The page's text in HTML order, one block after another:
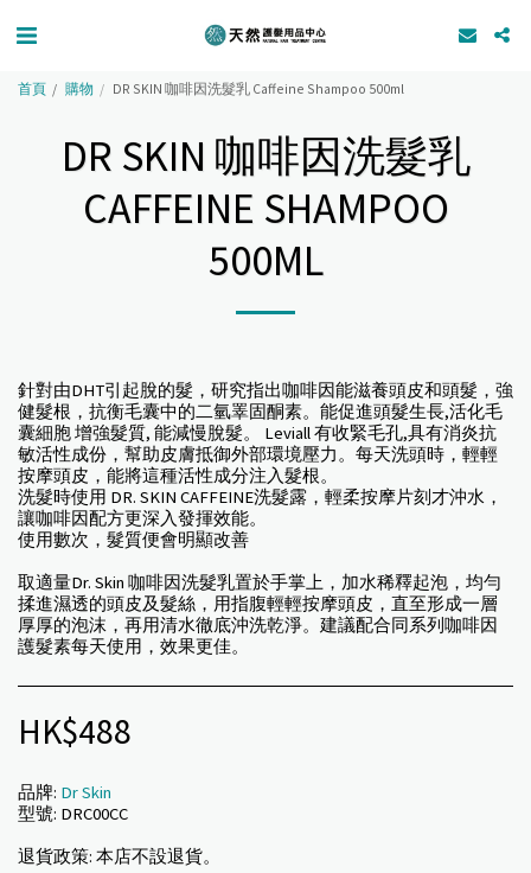
首頁 購物 DR SKIN 咖啡因洗髮乳 Caffeine Shampoo 500ml
DR SKIN 咖啡因洗髮乳
CAFFEINE SHAMPOO
500ML
針對由DHT引起脫的髮，研究指出咖啡因能滋養頭皮和頭髮，強
健髮根，抗衡毛囊中的二氫睪固酮素。能促進頭髮生長,活化毛
囊細胞 增強髮質, 能減慢脫髮。 Leviall 有收緊毛孔,具有消炎抗
敏活性成份，幫助皮膚抵御外部環境壓力。每天洗頭時，輕輕
按摩頭皮，能將這種活性成分注入髮根。
洗髮時使用 DR. SKIN CAFFEINE洗髮露，輕柔按摩片刻才沖水，
讓咖啡因配方更深入發揮效能。
使用數次，髮質便會明顯改善
取適量Dr. Skin 咖啡因洗髮乳置於手掌上，加水稀釋起泡，均勻
揉進濕透的頭皮及髮絲，用指腹輕輕按摩頭皮，直至形成一層
厚厚的泡沫，再用清水徹底沖洗乾淨。建議配合同系列咖啡因
護髮素每天使用，效果更佳。
HK$488
品牌: Dr Skin
型號: DRC00CC
退貨政策: 本店不設退貨。